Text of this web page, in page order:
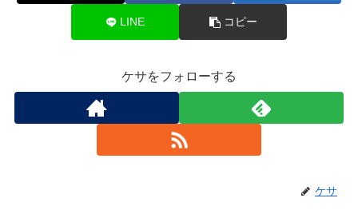
LINE コピー
ケサをフォローする
ケサ